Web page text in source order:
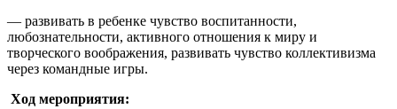
— развивать в ребенке чувство воспитанности,
любознательности, активного отношения к миру и
творческого воображения, развивать чувство коллективизма
через командные игры.
Ход мероприятия: